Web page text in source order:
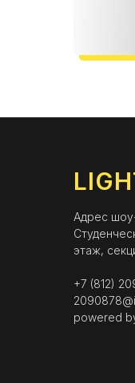
Адрес
этаж,
+7 (812)
powered